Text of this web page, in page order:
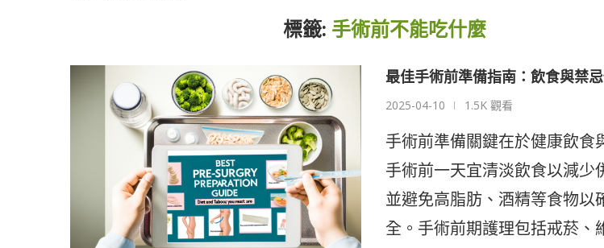
標籤: 手術前不能吃什麼
最佳手術前準備指南：飲食與禁
2025-04-10 1.5K 觀看
手術前準備關鍵在於健康飲食
手術前一天宜清淡飲食以減少
並避免高脂肪、酒精等食物以
全。手術前期護理包括戒菸、